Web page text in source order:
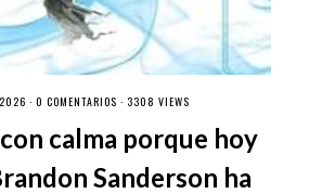
· 0 COMENTARIOS · 3308 VIEWS
calma porque hoy
Sanderson ha